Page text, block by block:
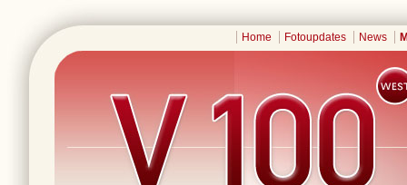
Home Fotoupdates News